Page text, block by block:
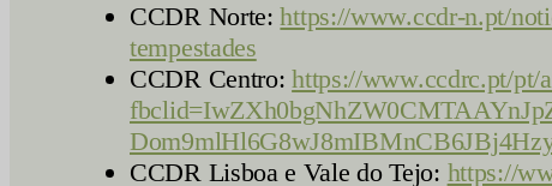
CCDR Norte:https://www.ccdr-n.pt/
tempestades
CCDR Centro:https://www.ccdrc.pt/pt/
CCDR Lisboa e Vale do Tejo: https://